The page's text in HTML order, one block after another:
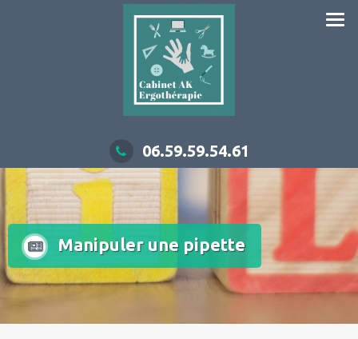
06.59.59.54.61
Manipuler une pipette